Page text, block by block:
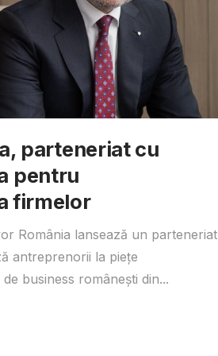
parteneriat cu
pentru
firmelor
România lansează un parteneriat
antreprenorii la piețe
business românești din...